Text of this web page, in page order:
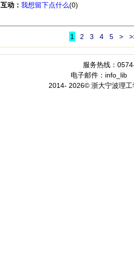
互动： 我想留下点什么(0)
1 2 3 4 5 >
服务热线：
电子邮件：info_lib
2014- 2026© 浙大宁波理工